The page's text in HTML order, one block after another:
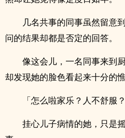
几名共事的同事虽然留意
问的结果却都是否定的回答。
像这会儿，一名同事来到
却发现她的脸色看起来十分的憔
「怎么啦家乐？人不舒服？
挂心儿子病情的她，只是